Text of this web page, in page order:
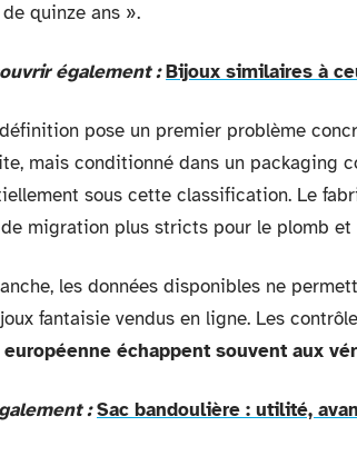
quinze ans ».
également : Bijoux similaires à
pose un premier problème
mais conditionné dans un packaging
sous cette classification. Le
migration plus stricts pour le plomb et
les données disponibles ne
fantaisie vendus en ligne. Les
européenne échappent souvent aux
: Sac bandoulière : utilité,